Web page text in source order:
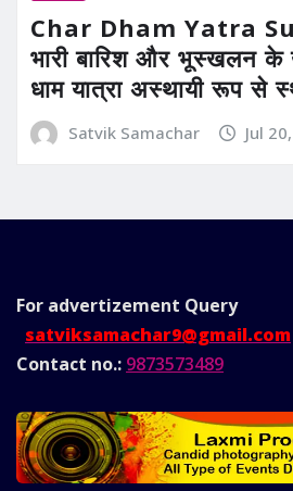
Char Dham Yatra
भारी बारिश और भूस्खलन
धाम यात्रा अस्थायी रूप से
Satvik Samachar Jul
For advertizement Query
satviksamachar9@gmail.com
Contact no.: 9873573489